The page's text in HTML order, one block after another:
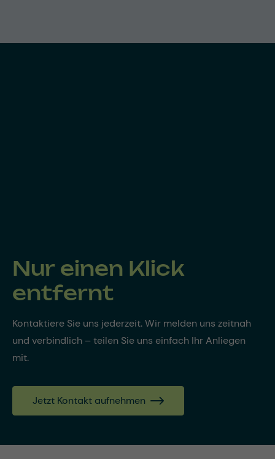
Nur einen Klick
entfernt
Kontaktiere Sie uns jederzeit. Wir melden uns zeitnah
und verbindlich – teilen Sie uns einfach Ihr Anliegen
mit.
Jetzt Kontakt aufnehmen